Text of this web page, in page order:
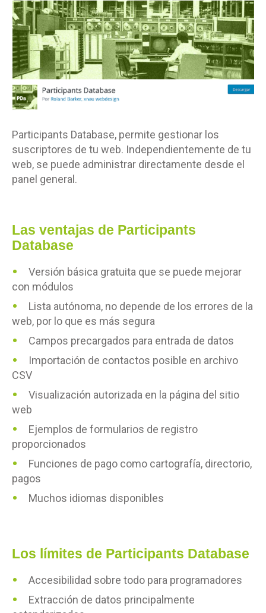
Participants Database, permite gestionar los
suscriptores de tu web. Independientemente de tu
web, se puede administrar directamente desde el
panel general.
Las ventajas de Participants
Database
Versión básica gratuita que se puede mejorar
con módulos
Lista autónoma, no depende de los errores de la
web, por lo que es más segura
Campos precargados para entrada de datos
Importación de contactos posible en archivo
CSV
Visualización autorizada en la página del sitio
web
Ejemplos de formularios de registro
proporcionados
Funciones de pago como cartografía, directorio,
pagos
Muchos idiomas disponibles
Los límites de Participants Database
Accesibilidad sobre todo para programadores
Extracción de datos principalmente